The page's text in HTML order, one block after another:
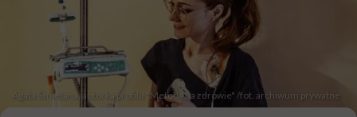
Agata Śmietana, autorka profilu "Metoda na zdrowie" /fot. archiwum prywatne